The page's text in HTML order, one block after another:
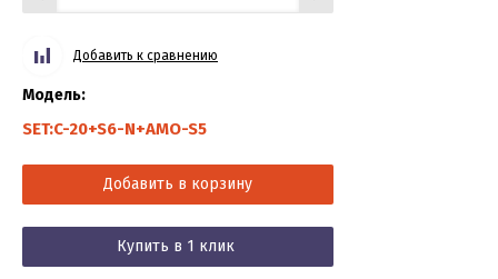
Добавить к сравнению
Модель:
SET:C-20+S6-N+AMO-S5
Добавить в корзину
Купить в 1 клик